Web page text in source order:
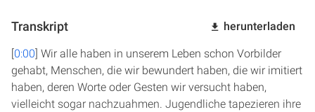
Transkript herunterladen
[0:00] Wir alle haben in unserem Leben schon Vorbilder
gehabt, Menschen, die wir bewundert haben, die wir imitiert
haben, deren Worte oder Gesten wir versucht haben,
vielleicht sogar nachzuahmen. Jugendliche tapezieren ihre